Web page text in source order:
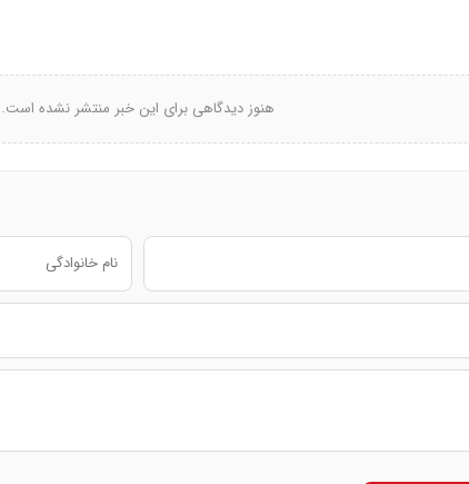
هنوز دیدگاهی برای این خبر منتشر نشده است.